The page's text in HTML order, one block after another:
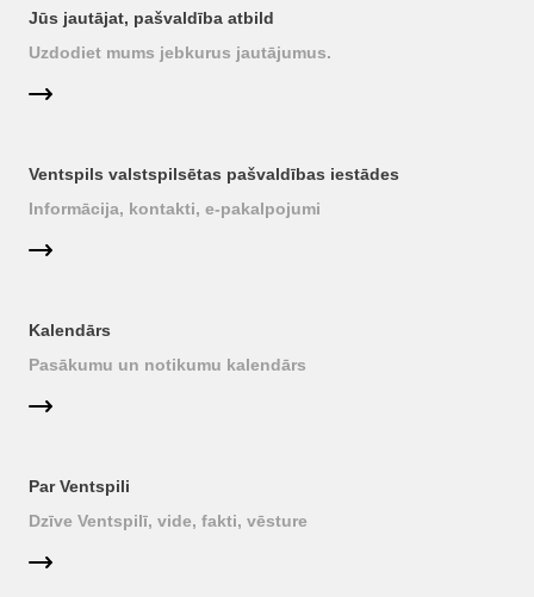
Jūs jautājat, pašvaldība atbild
Uzdodiet mums jebkurus jautājumus.
Ventspils valstspilsētas pašvaldības iestādes
Informācija, kontakti, e-pakalpojumi
Kalendārs
Pasākumu un notikumu kalendārs
Par Ventspili
Dzīve Ventspilī, vide, fakti, vēsture